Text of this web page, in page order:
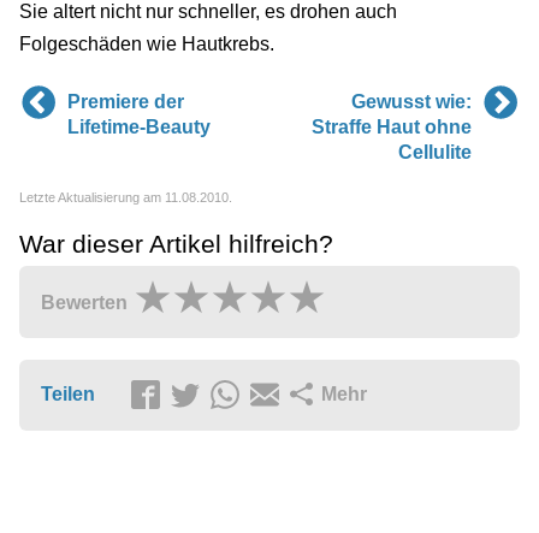
Sie altert nicht nur schneller, es drohen auch
Folgeschäden wie Hautkrebs.
Premiere der
Lifetime-Beauty
Gewusst wie:
Straffe Haut ohne
Cellulite
Letzte Aktualisierung am 11.08.2010.
War dieser Artikel hilfreich?
Bewerten
Teilen Mehr